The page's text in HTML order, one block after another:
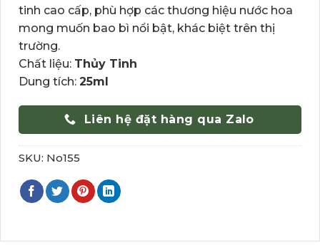
tinh cao cấp, phù hợp các thương hiệu nước hoa
mong muốn bao bì nổi bật, khác biệt trên thị
trường.
Chất liệu: Thủy Tinh
Dung tích: 25ml
Liên hệ đặt hàng qua Zalo
SKU: No155